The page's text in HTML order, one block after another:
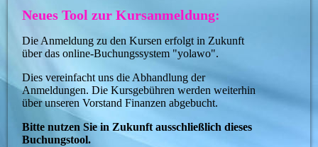
Neues Tool zur Kursanmeldung:
Die Anmeldung zu den Kursen erfolgt in Zukunft
über das online-Buchungssystem "yolawo".
Dies vereinfacht uns die Abhandlung der
Anmeldungen. Die Kursgebühren werden weiterhin
über unseren Vorstand Finanzen abgebucht.
Bitte nutzen Sie in Zukunft ausschließlich dieses
Buchungstool.